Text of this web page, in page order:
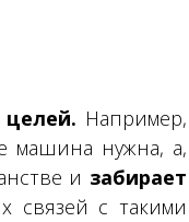
Например,
машина нужна, а,
и забирает
связей с такими